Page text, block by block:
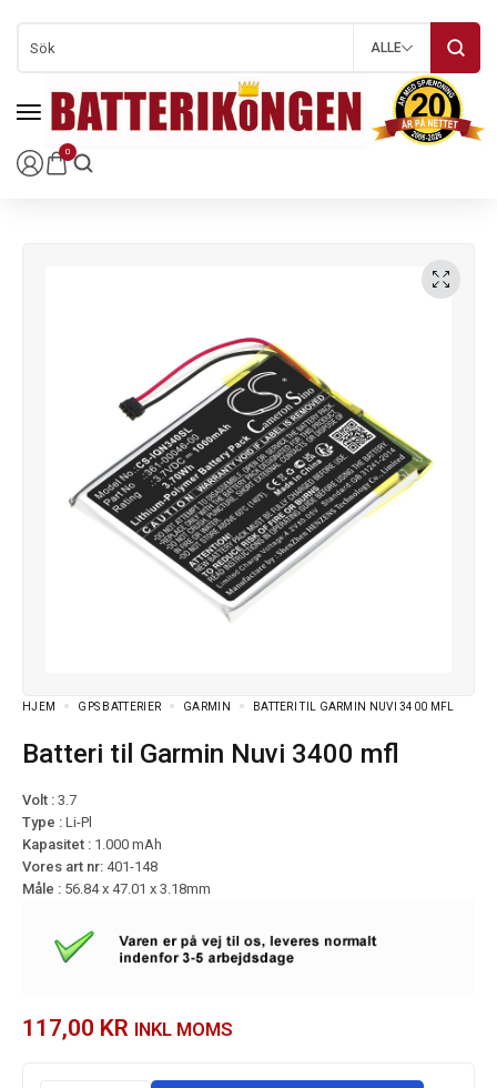
0
ALLE
HJEM GPS BATTERIER GARMIN BATTERI TIL GARMIN NUVI 3400 MFL
Batteri til Garmin Nuvi 3400 mfl
Volt : 3.7
Type : Li-Pl
Kapasitet : 1.000 mAh
Vores art nr: 401-148
Måle : 56.84 x 47.01 x 3.18mm
117,00 KR INKL MOMS